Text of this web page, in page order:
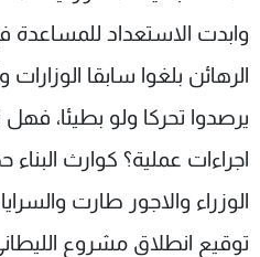
وابدت الاستعداد
الرهائن بلغوا سابقا
يرصدوا تحركا ولو بطيئا،
اجراءات عملية؟ كوارث
الوزراء والاجور طارت
توقيع انطلاق مشروع